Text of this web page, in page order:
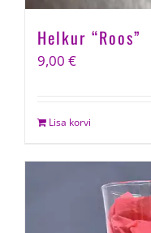
Helkur “Roos”
9,00 €
Lisa korvi